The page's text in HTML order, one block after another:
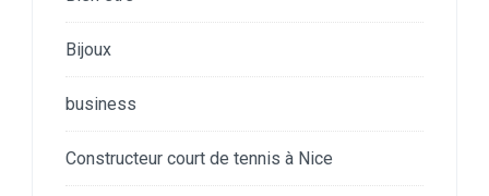
Bijoux
business
Constructeur court de tennis à Nice